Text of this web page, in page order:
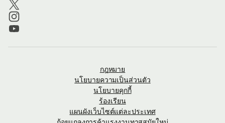
กฎหมาย
นโยบายความเป็นส่วนตัว
นโยบายคุกกี้
ร้องเรียน
แผนผังเว็บไซต์แต่ละประเทศ